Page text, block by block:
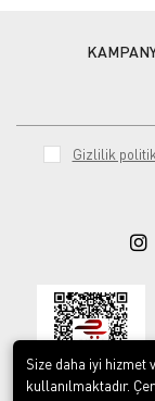
Gizlilik
Size daha iyi
kullanılmaktadır.